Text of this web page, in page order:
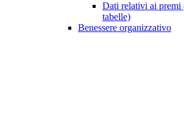
Dati relativi ai premi
tabelle)
Benessere organizzativo